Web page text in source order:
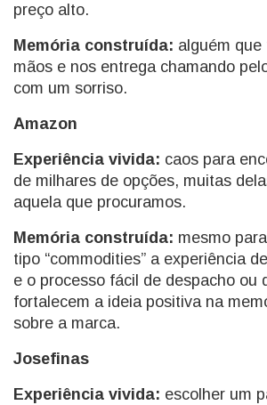
preço alto.
Memória construída: alguém
mãos e nos entrega chamando
com um sorriso.
Amazon
Experiência vivida: caos para
de milhares de opções, muitas
aquela que procuramos.
Memória construída: mesmo
tipo “commodities” a experiência
e o processo fácil de despacho ou
fortalecem a ideia positiva na
sobre a marca.
Josefinas
Experiência vivida: escolher um